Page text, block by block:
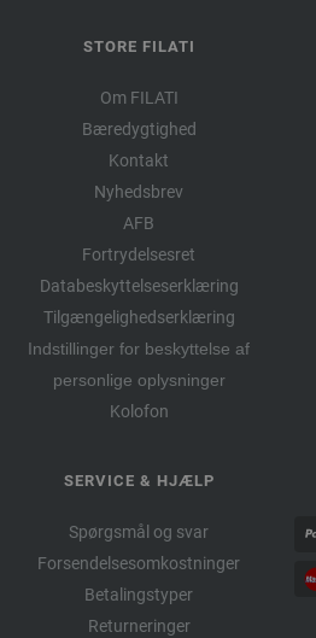
STORE FILATI
Om FILATI
Bæredygtighed
Kontakt
Nyhedsbrev
AFB
Fortrydelsesret
Databeskyttelseserklæring
Tilgængelighedserklæring
Indstillinger for beskyttelse af
personlige oplysninger
Kolofon
SERVICE & HJÆLP
Spørgsmål og svar
Forsendelsesomkostninger
Betalingstyper
Returneringer